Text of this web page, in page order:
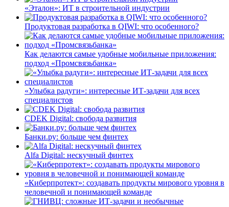
«Эталон»: ИТ в строительной индустрии
Продуктовая разработка в QIWI: что особенного?
Как делаются самые удобные мобильные приложения:
подход «Промсвязьбанка»
«Улыбка радуги»: интересные ИТ-задачи для всех
специалистов
CDEK Digital: свобода развития
Банки.ру: больше чем финтех
Alfa Digital: нескучный финтех
«Киберпротект»: создавать продукты мирового уровня в
человечной и понимающей команде